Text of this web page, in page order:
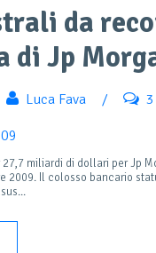
da
di Jp
Luca Fava / 3
27,7 miliardi di dollari per Jp
2009. Il colosso bancario